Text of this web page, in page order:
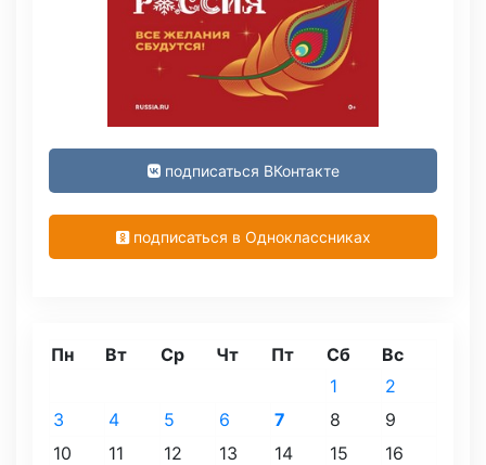
подписаться ВКонтакте
подписаться в Одноклассниках
Пн Вт Ср Чт Пт Сб Вс
1
2
3
4 5 6 7 8
9
10
11 12 13 14 15
16